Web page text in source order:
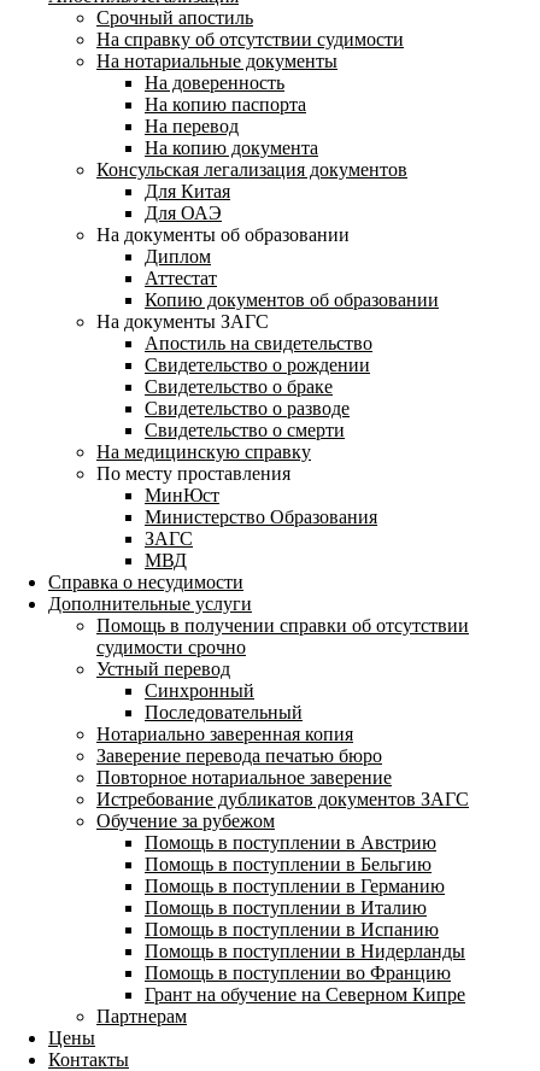
Срочный апостиль
На справку об отсутствии судимости
На нотариальные документы
На доверенность
На копию паспорта
На перевод
На копию документа
Консульская легализация документов
Для Китая
Для ОАЭ
На документы об образовании
Диплом
Аттестат
Копию документов об образовании
На документы ЗАГС
Апостиль на свидетельство
Свидетельство о рождении
Свидетельство о браке
Свидетельство о разводе
Свидетельство о смерти
На медицинскую справку
По месту проставления
МинЮст
Министерство Образования
ЗАГС
МВД
Справка о несудимости
Дополнительные услуги
Помощь в получении справки об отсутствии
судимости срочно
Устный перевод
Синхронный
Последовательный
Нотариально заверенная копия
Заверение перевода печатью бюро
Повторное нотариальное заверение
Истребование дубликатов документов ЗАГС
Обучение за рубежом
Помощь в поступлении в Австрию
Помощь в поступлении в Бельгию
Помощь в поступлении в Германию
Помощь в поступлении в Италию
Помощь в поступлении в Испанию
Помощь в поступлении в Нидерланды
Помощь в поступлении во Францию
Грант на обучение на Северном Кипре
Партнерам
Цены
Контакты